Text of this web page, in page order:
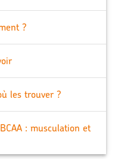
?
les trouver ?
: musculation et